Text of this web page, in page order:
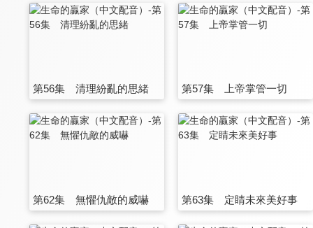
第56集 清理紛亂的思緒 第57集 上帝掌管一切
第62集 無懼仇敵的威嚇 第63集 定睛未來美好事